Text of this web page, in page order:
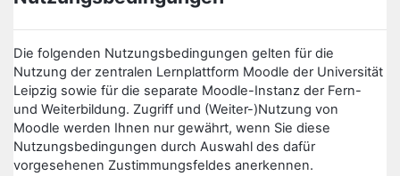
Die folgenden Nutzungsbedingungen gelten für die
Nutzung der zentralen Lernplattform Moodle der Universität
Leipzig sowie für die separate Moodle-Instanz der Fern-
und Weiterbildung. Zugriff und (Weiter-)Nutzung von
Moodle werden Ihnen nur gewährt, wenn Sie diese
Nutzungsbedingungen durch Auswahl des dafür
vorgesehenen Zustimmungsfeldes anerkennen.